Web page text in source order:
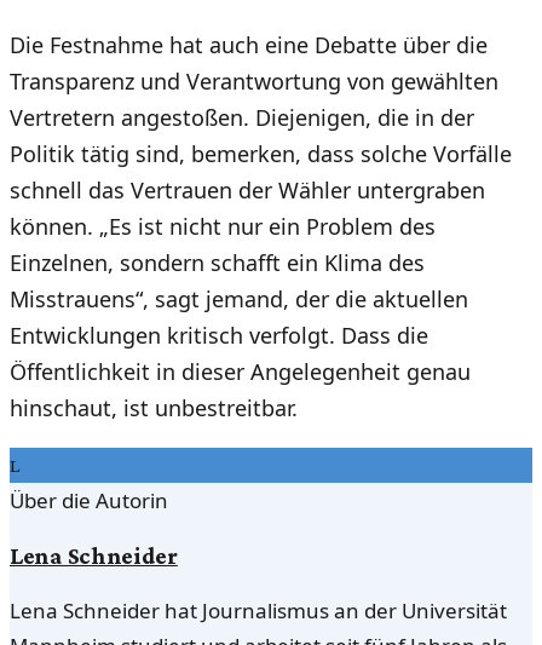
Die Festnahme hat auch eine Debatte über die
Transparenz und Verantwortung von gewählten
Vertretern angestoßen. Diejenigen, die in der
Politik tätig sind, bemerken, dass solche Vorfälle
schnell das Vertrauen der Wähler untergraben
können. „Es ist nicht nur ein Problem des
Einzelnen, sondern schafft ein Klima des
Misstrauens“, sagt jemand, der die aktuellen
Entwicklungen kritisch verfolgt. Dass die
Öffentlichkeit in dieser Angelegenheit genau
hinschaut, ist unbestreitbar.
L
Über die Autorin
Lena Schneider
Lena Schneider hat Journalismus an der Universität